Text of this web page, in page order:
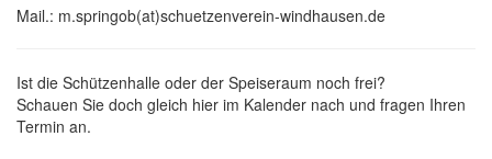
Mail.: m.springob(at)schuetzenverein-windhausen.de
Ist die Schützenhalle oder der Speiseraum noch frei?
Schauen Sie doch gleich hier im Kalender nach und fragen Ihren
Termin an.